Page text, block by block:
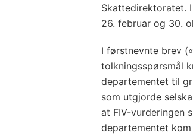
Skattedirektoratet.
26. februar og 30.
I førstnevnte brev
tolkningsspørsmål
departementet til
som utgjorde
at FIV-vurderingen
departementet